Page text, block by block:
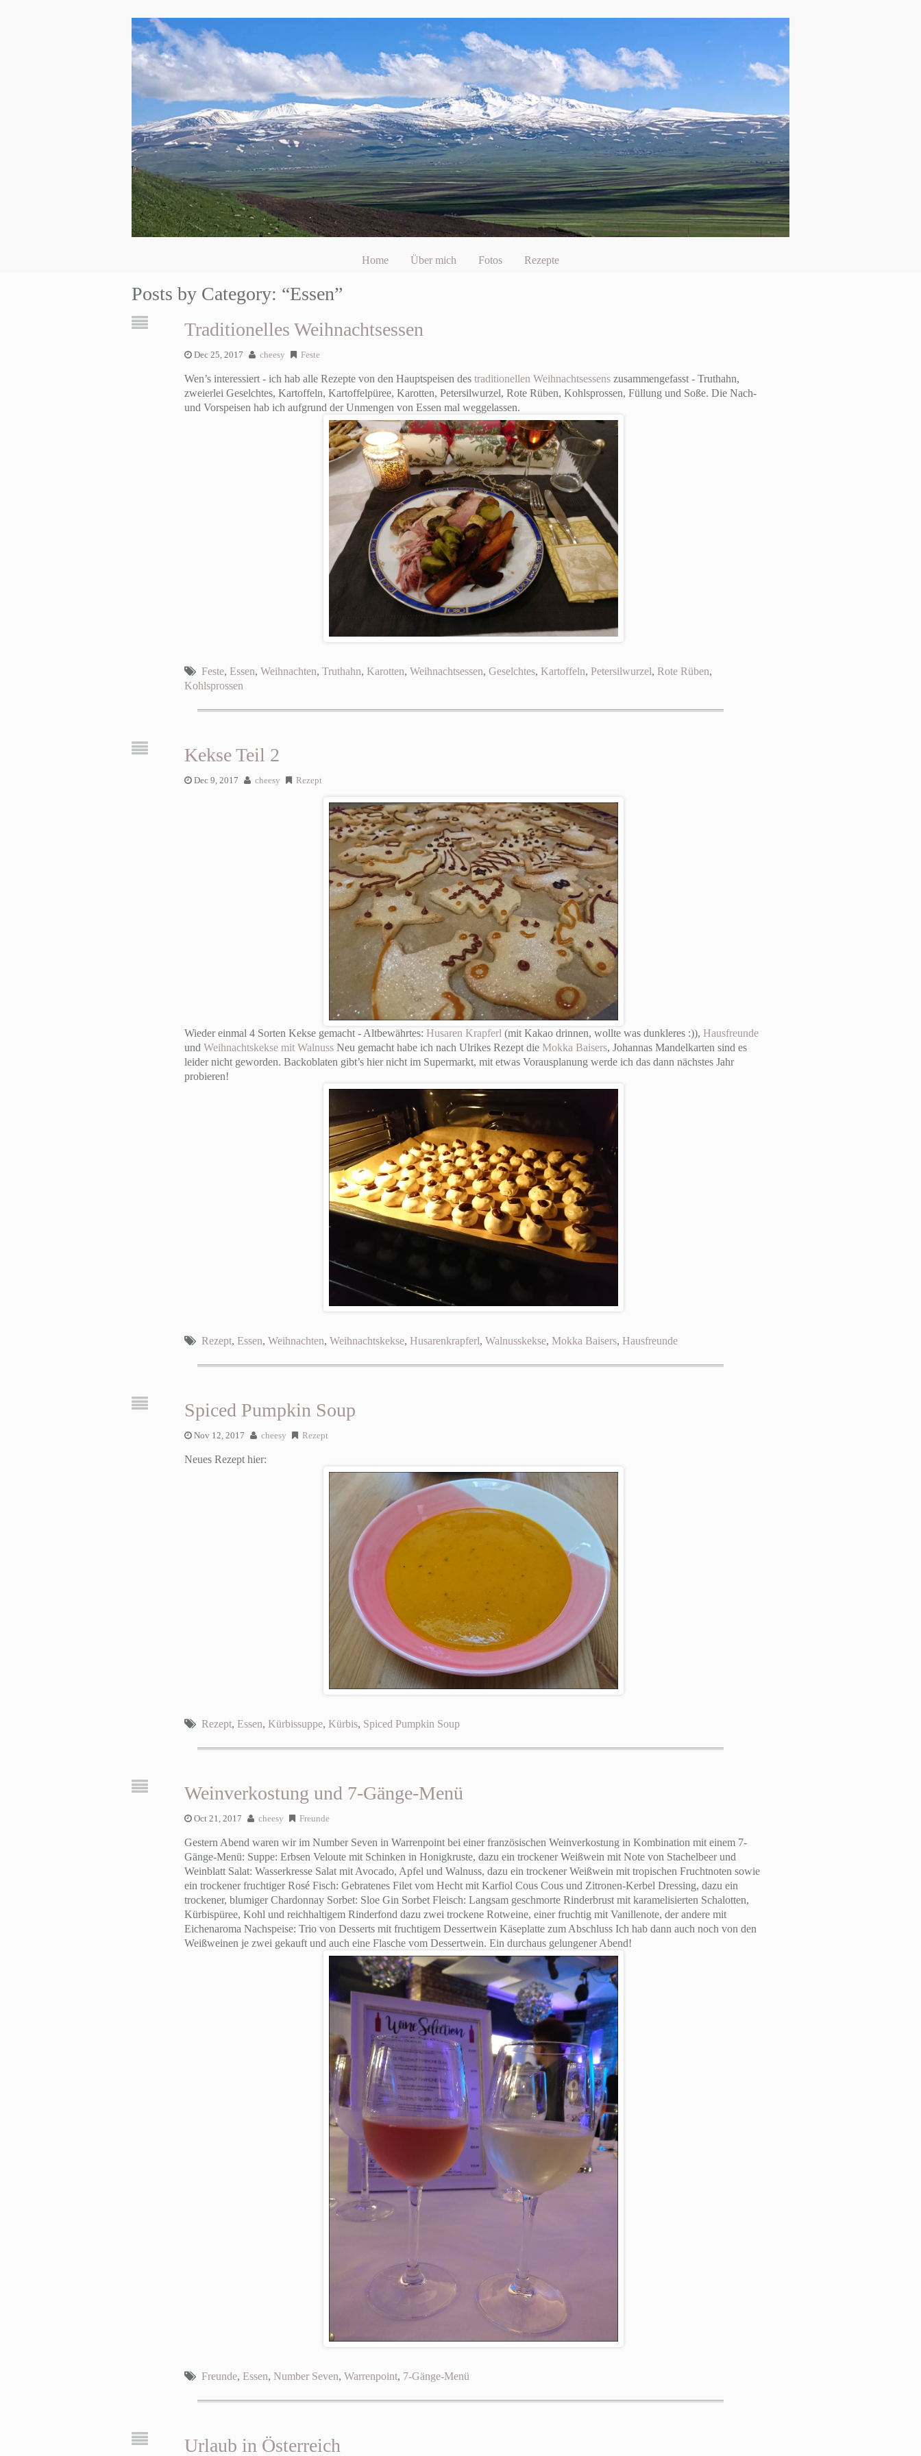
Home Über mich Fotos Rezepte
Posts by Category: “Essen”
Traditionelles Weihnachtsessen
Dec 25, 2017 cheesy Feste
Wen’s interessiert - ich hab alle Rezepte von den Hauptspeisen des traditionellen Weihnachtsessenszusammengefasst - Truthahn,
zweierlei Geselchtes, Kartoffeln, Kartoffelpüree, Karotten, Petersilwurzel, Rote Rüben, Kohlsprossen, Füllung und Soße. Die Nach-
und Vorspeisen hab ich aufgrund der Unmengen von Essen mal weggelassen.
Feste, Essen, Weihnachten, Truthahn, Karotten, Weihnachtsessen, Geselchtes, Kartoffeln, Petersilwurzel, Rote Rüben,
Kohlsprossen
Kekse Teil 2
Dec 9, 2017 cheesy Rezept
Wieder einmal 4 Sorten Kekse gemacht - Altbewährtes: Husaren Krapferl (mit Kakao drinnen, wollte was dunkleres :)), Hausfreunde
und Weihnachtskekse mit WalnussNeu gemacht habe ich nach Ulrikes Rezept die Mokka Baisers, Johannas Mandelkarten sind es
leider nicht geworden. Backoblaten gibt’s hier nicht im Supermarkt, mit etwas Vorausplanung werde ich das dann nächstes Jahr
probieren!
Rezept, Essen, Weihnachten, Weihnachtskekse, Husarenkrapferl, Walnusskekse, Mokka Baisers, Hausfreunde
Spiced Pumpkin Soup
Nov 12, 2017 cheesy Rezept
Neues Rezept hier:
Rezept, Essen, Kürbissuppe, Kürbis, Spiced Pumpkin Soup
Weinverkostung und 7-Gänge-Menü
Oct 21, 2017 cheesy Freunde
Gestern Abend waren wir im Number Seven in Warrenpoint bei einer französischen Weinverkostung in Kombination mit einem 7-
Gänge-Menü: Suppe: Erbsen Veloute mit Schinken in Honigkruste, dazu ein trockener Weißwein mit Note von Stachelbeer und
Weinblatt Salat: Wasserkresse Salat mit Avocado, Apfel und Walnuss, dazu ein trockener Weißwein mit tropischen Fruchtnoten sowie
ein trockener fruchtiger Rosé Fisch: Gebratenes Filet vom Hecht mit Karfiol Cous Cous und Zitronen-Kerbel Dressing, dazu ein
trockener, blumiger Chardonnay Sorbet: Sloe Gin Sorbet Fleisch: Langsam geschmorte Rinderbrust mit karamelisierten Schalotten,
Kürbispüree, Kohl und reichhaltigem Rinderfond dazu zwei trockene Rotweine, einer fruchtig mit Vanillenote, der andere mit
Eichenaroma Nachspeise: Trio von Desserts mit fruchtigem Dessertwein Käseplatte zum Abschluss Ich hab dann auch noch von den
Weißweinen je zwei gekauft und auch eine Flasche vom Dessertwein. Ein durchaus gelungener Abend!
Freunde, Essen, Number Seven, Warrenpoint, 7-Gänge-Menü
Urlaub in Österreich